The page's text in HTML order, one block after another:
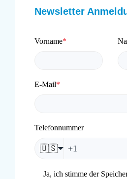
Newsletter
Vorname*
E-Mail*
Telefonnummer
🇺🇸
Ja, ich stimme der